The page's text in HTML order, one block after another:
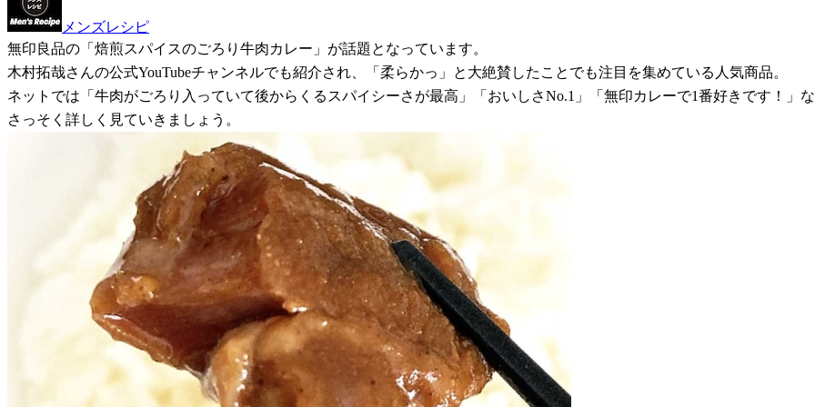
メンズレシピ
無印良品の「焙煎スパイスのごろり牛肉カレー」が話題となっています。
木村拓哉さんの公式YouTubeチャンネルでも紹介され、「柔らかっ」と大絶賛したことでも注目を集めている人気商品。
ネットでは「牛肉がごろり入っていて後からくるスパイシーさが最高」「おいしさNo.1」「無印カレーで1番好きです！」
さっそく詳しく見ていきましょう。